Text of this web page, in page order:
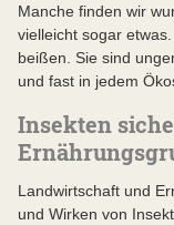
Manche finden wir
vielleicht sogar
beißen. Sie sind
und fast in jedem
Insekten
Landwirtschaft und
und Wirken von